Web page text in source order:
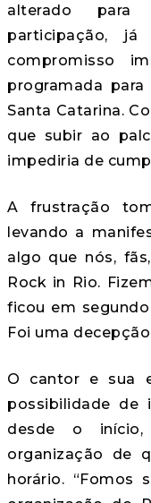
alterado para
participação,
compromisso
programada
Santa Catarina.
que subir ao
impediria de
A frustração
levando a
algo que nós,
Rock in Rio.
ficou em
Foi uma
O cantor e sua
possibilidade de
desde o
organização de
horário. “Fomos